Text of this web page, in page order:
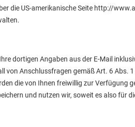
die US-amerikanische Seite http://
dortigen Angaben aus der E-Mail
Anschlussfragen gemäß Art. 6 Abs. 1
die von Ihnen freiwillig zur Verfügung
und nutzen wir, soweit es also für